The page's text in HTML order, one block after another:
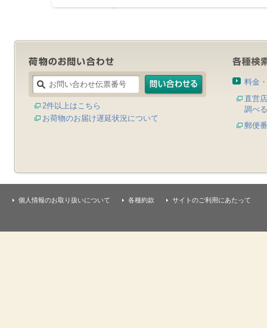
2件以上はこちら
お荷物のお届け遅延状況について
料金
直営
調べる
郵便
個人情報のお取り扱いについて 各種約款 サイトのご利用にあたって